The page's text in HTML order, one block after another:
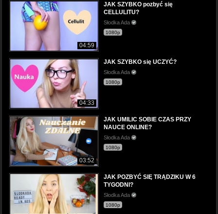
04:59
JAK SZYBKO pozbyć się
CELLULITU?
Słodka Ada
1080p
04:33
JAK SZYBKO się UCZYĆ?
Słodka Ada
1080p
03:52
JAK UMILIC SOBIE CZAS PRZY
NAUCE ONLINE?
Słodka Ada
1080p
JAK POZBYĆ SIĘ TRĄDZIKU W 6
TYGODNI?
Słodka Ada
1080p